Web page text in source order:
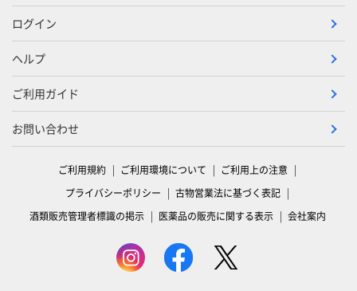
ログイン
ヘルプ
ご利用ガイド
お問い合わせ
ご利用規約 ご利用環境について
ご利用上の注意
プライバシーポリシー
古物営業法に基づく表記
酒類販売管理者標識の掲示
医薬品の販売に関する表示 会社案内